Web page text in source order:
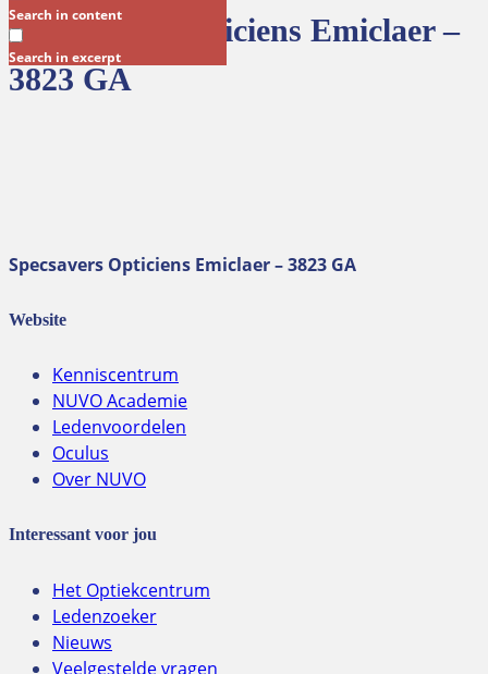
Search in content
Search in excerpt
Specsavers Opticiens Emiclaer –
3823 GA
Specsavers Opticiens Emiclaer – 3823 GA
Website
Kenniscentrum
NUVO Academie
Ledenvoordelen
Oculus
Over NUVO
Interessant voor jou
Het Optiekcentrum
Ledenzoeker
Nieuws
Veelgestelde vragen